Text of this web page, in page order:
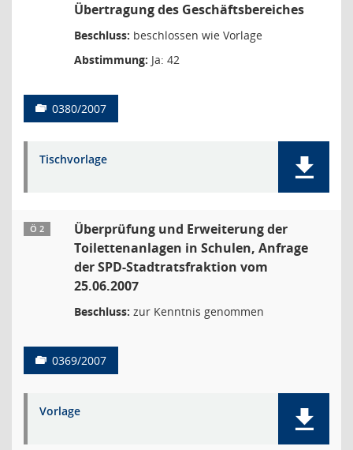
Übertragung des Geschäftsbereiches
Beschluss: beschlossen wie Vorlage
Abstimmung: Ja: 42
0380/2007
Tischvorlage
Ö 2
Überprüfung und Erweiterung der
Toilettenanlagen in Schulen, Anfrage
der SPD-Stadtratsfraktion vom
25.06.2007
Beschluss: zur Kenntnis genommen
0369/2007
Vorlage